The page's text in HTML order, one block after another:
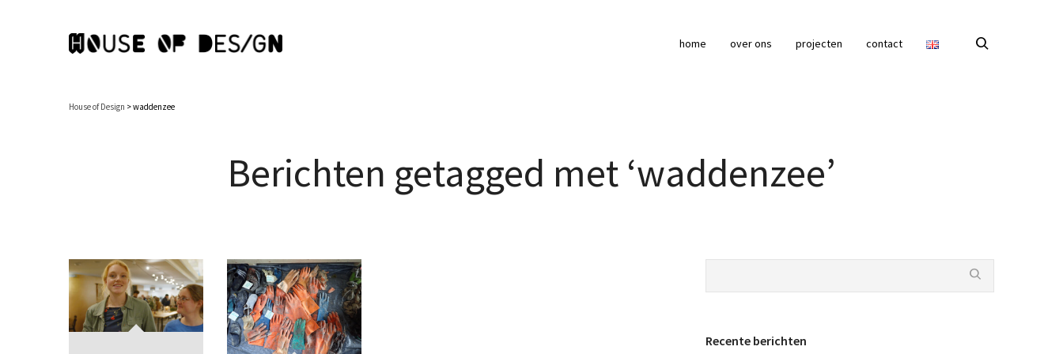
home over ons projecten contact
House of Design >waddenzee
Berichten getagged met ‘waddenzee’
Recente berichten